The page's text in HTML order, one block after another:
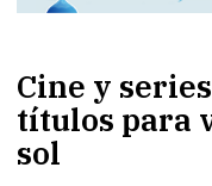
Cine y
títulos para
sol